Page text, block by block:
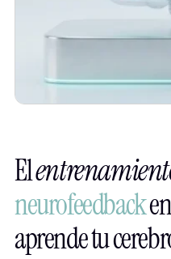
El
neurofeedback
aprende tu